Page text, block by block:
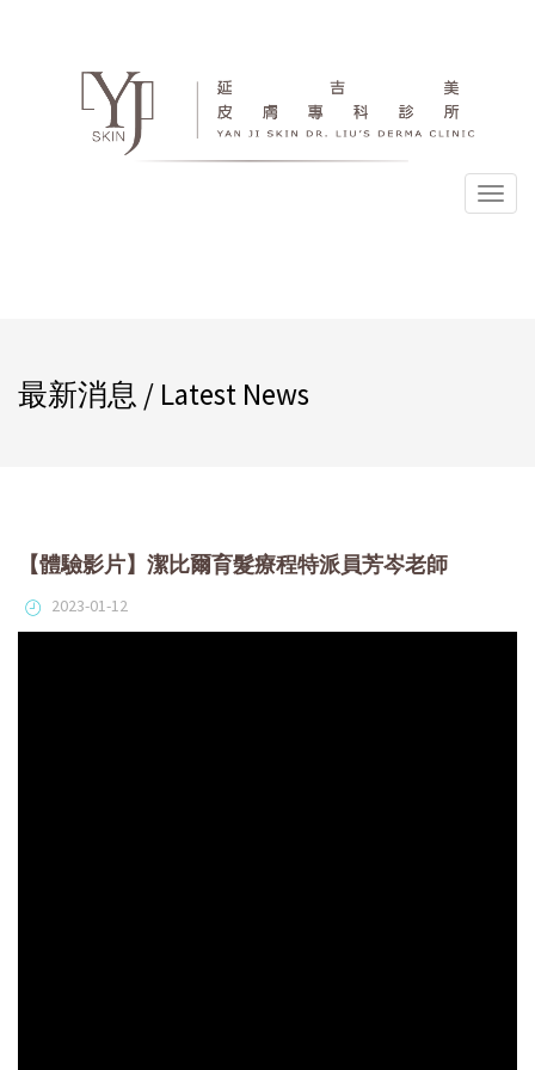
選
最新消息 / Latest News
【體驗影片】潔比爾育髮療程特派員芳岑老師
2023-01-12